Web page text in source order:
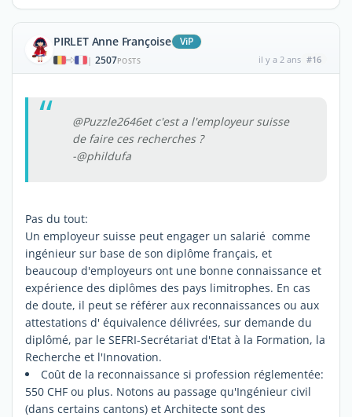
PIRLET Anne Françoise ViP
| 2507POSTS il y a 2 ans #16
@Puzzle2646et c'est a l'employeur suisse
de faire ces recherches ?
-@phildufa
Pas du tout:
Un employeur suisse peut engager un salarié comme
ingénieur sur base de son diplôme français, et
beaucoup d'employeurs ont une bonne connaissance et
expérience des diplômes des pays limitrophes. En cas
de doute, il peut se référer aux reconnaissances ou aux
attestations d' équivalence délivrées, sur demande du
diplômé, par le SEFRI-Secrétariat d'Etat à la Formation, la
Recherche et l'Innovation.
Coût de la reconnaissance si profession réglementée:
550 CHF ou plus. Notons au passage qu'Ingénieur civil
(dans certains cantons) et Architecte sont des